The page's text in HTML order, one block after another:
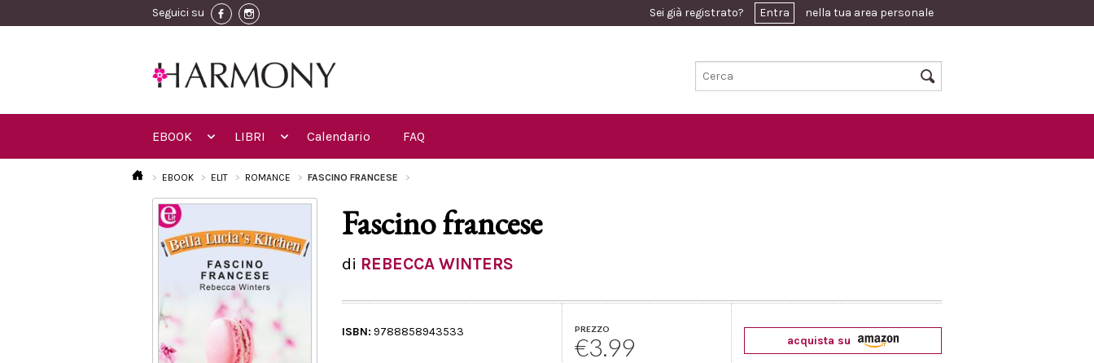
Seguici su Sei già registrato? Entra nella tua area personale
EBOOK LIBRI Calendario FAQ
EBOOK ELIT ROMANCE FASCINO FRANCESE
Fascino francese
di REBECCA WINTERS
ISBN: 9788858943533 PREZZO
€3.99 acquista su